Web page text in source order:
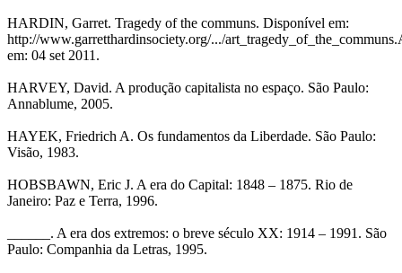
HARDIN, Garret. Tragedy of the communs. Disponível em:
http://www.garretthardinsociety.org/.../
em: 04 set 2011.
HARVEY, David. A produção capitalista no espaço. São Paulo:
Annablume, 2005.
HAYEK, Friedrich A. Os fundamentos da Liberdade. São Paulo:
Visão, 1983.
HOBSBAWN, Eric J. A era do Capital: 1848 – 1875. Rio de
Janeiro: Paz e Terra, 1996.
______. A era dos extremos: o breve século XX: 1914 – 1991. São
Paulo: Companhia da Letras, 1995.